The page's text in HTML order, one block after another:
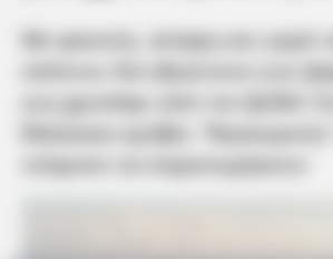
Με φακούς, σκάφη και γερά
για χρυσάφι από τον βυθό!